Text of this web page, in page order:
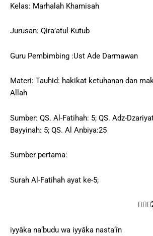
Kelas: Marhalah Khamisah
Jurusan: Qira’atul Kutub
Guru Pembimbing :Ust Ade Darmawan
Materi: Tauhid: hakikat ketuhanan dan
Allah
Sumber: QS. Al-Fatihah: 5; QS. Adz-
Bayyinah: 5; QS. Al Anbiya:25
Sumber pertama:
Surah Al-Fatihah ayat ke-5;
iyyâka na‘budu wa iyyâka nasta‘în